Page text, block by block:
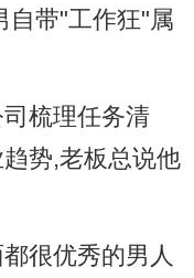
自带"工作狂"属
梳理任务清
势,老板总说他